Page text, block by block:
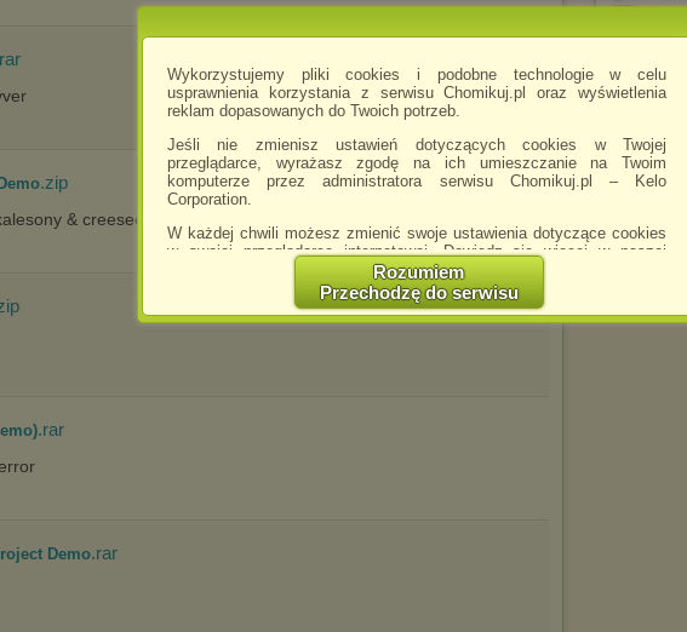
Wykorzystujemy pliki cookies i podobne technologie w celu
usprawnienia korzystania z serwisu Chomikuj.pl oraz wyświetlenia
reklam dopasowanych do Twoich potrzeb.
Jeśli nie zmienisz ustawień dotyczących cookies w Twojej
przeglądarce, wyrażasz zgodę na ich umieszczanie na Twoim
komputerze przez administratora serwisu Chomikuj.pl – Kelo
Corporation.
W każdej chwili możesz zmienić swoje ustawienia dotyczące cookies
w swojej przeglądarce internetowej. Dowiedz się więcej w naszej
http://chomikuj.pl/PolitykaPrywatnosci.aspx
Jednocześnie informujemy że zmiana ustawień przeglądarki może
spowodować ograniczenie korzystania ze strony Chomikuj.pl.
Rozumiem
Przechodzę do serwisu
Silniki
Wojny
.zip
& creesee
.rar
Demo.rar